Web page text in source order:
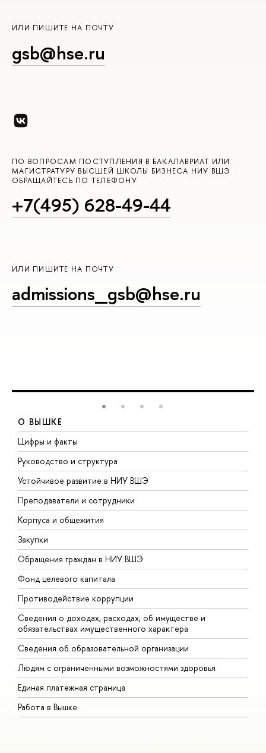
ИЛИ ПИШИТЕ НА ПОЧТУ
gsb@hse.ru
ПО ВОПРОСАМ ПОСТУПЛЕНИЯ В БАКАЛАВРИАТ ИЛИ
МАГИСТРАТУРУ ВЫСШЕЙ ШКОЛЫ БИЗНЕСА НИУ ВШЭ
ОБРАЩАЙТЕСЬ ПО ТЕЛЕФОНУ
+7(495) 628-49-44
ИЛИ ПИШИТЕ НА ПОЧТУ
admissions_gsb@hse.ru
О ВЫШКЕ
Цифры и факты
Руководство и структура
Устойчивое развитие в НИУ ВШЭ
Преподаватели и сотрудники
Корпуса и общежития
Закупки
Обращения граждан в НИУ ВШЭ
Фонд целевого капитала
Противодействие коррупции
Сведения о доходах, расходах, об имуществе и
обязательствах имущественного характера
Сведения об образовательной организации
Людям с ограниченными возможностями здоровья
Единая платежная страница
Работа в Вышке